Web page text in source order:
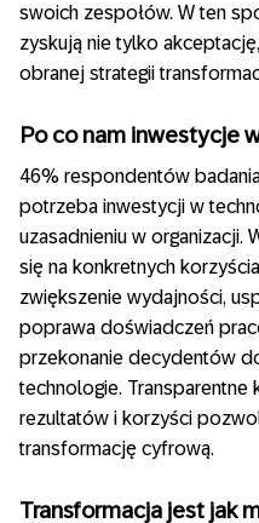
swoich zespołów. W ten
zyskują nie tylko
obranej strategii
Po co nam inwestycje
46% respondentów
potrzeba inwestycji w
uzasadnieniu w organizacji.
się na konkretnych
zwiększenie wydajności,
poprawa doświadczeń
przekonanie decydentów
technologie. Transparentne
rezultatów i korzyści
transformację cyfrową.
Transformacja jest jak